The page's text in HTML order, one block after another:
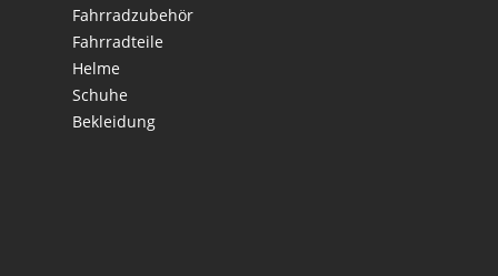
Fahrradzubehör
Fahrradteile
Helme
Schuhe
Bekleidung